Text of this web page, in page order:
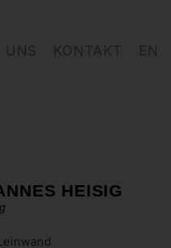
UNS KONTAKT EN
HEISIG